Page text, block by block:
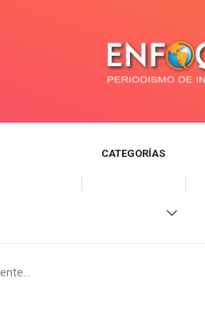
CATEGORÍAS